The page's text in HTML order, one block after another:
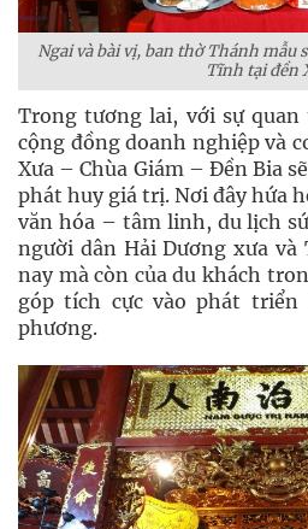
Ngai và bài vị, ban thờ Thánh mẫu
Tĩnh tại đền
Trong tương lai, với sự quan
cộng đồng doanh nghiệp và
Xưa – Chùa Giám – Đền Bia
phát huy giá trị. Nơi đây hứa
văn hóa – tâm linh, du lịch
người dân Hải Dương xưa và
nay mà còn của du khách
góp tích cực vào phát
phương.